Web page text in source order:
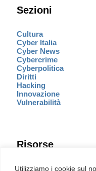
Utilizziamo i cookie sul
Sezioni
Cultura
Cyber Italia
Cyber News
Cybercrime
Cyberpolitica
Diritti
Hacking
Innovazione
Vulnerabilità
Risorse
Eventi